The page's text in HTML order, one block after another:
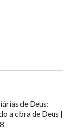
expresso e
palavras para
da forma
do motivo
às
mundo, o
criar todas
de Deus:
a obra de Deus |